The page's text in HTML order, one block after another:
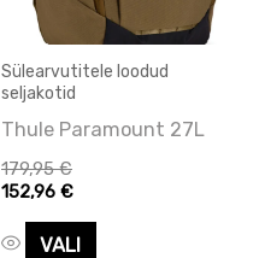
Sülearvutitele loodud
seljakotid
Thule Paramount 27L
179,95€
152,96 €
VALI
Valikuid
saab
tootelehel.